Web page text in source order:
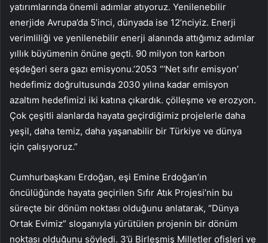
yatırımlarında önemli adımlar atıyoruz. Yenilenebilir
enerjide Avrupa’da 5’inci, dünyada ise 12’nciyiz. Enerji
verimliliği ve yenilenebilir enerji alanında attığımız adımlar
yıllık büyümenin önüne geçti. 90 milyon ton karbon
eşdeğeri sera gazı emisyonu.’2053 “‘Net sıfır emisyon’
hedefimiz doğrultusunda 2030 yılına kadar emisyon
azaltım hedefimizi iki katına çıkardık. çölleşme ve erozyon.
Çok çeşitli alanlarda hayata geçirdiğimiz projelerle daha
yeşil, daha temiz, daha yaşanabilir bir Türkiye ve dünya
için çalışıyoruz.”
Cumhurbaşkanı Erdoğan, eşi Emine Erdoğan’ın
öncülüğünde hayata geçirilen Sıfır Atık Projesi’nin bu
süreçte bir dönüm noktası olduğunu anlatarak, “Dünya
Ortak Evimiz” sloganıyla yürütülen projenin bir dönüm
noktası olduğunu söyledi. 3’ü Birleşmiş Milletler ofisleri ve